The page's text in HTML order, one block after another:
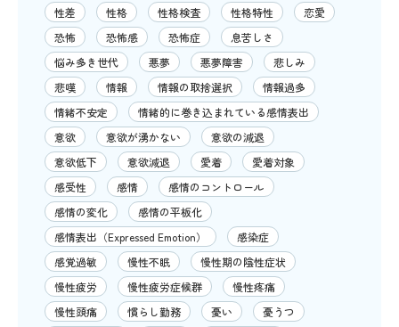
性差
性格 性格検査 性格特性
恋愛
恐怖
恐怖感 恐怖症
息苦しさ
悩み多き世代
悪夢 悪夢障害
悲しみ
悲嘆
情報 情報の取捨選択
情報過多
情緒不安定
情緒的に巻き込まれている感情表出
意欲
意欲が湧かない
意欲の減退
意欲低下
意欲減退 愛着
愛着対象
感受性
感情
感情のコントロール
感情の変化
感情の平板化
感情表出（Expressed Emotion）
感染症
感覚過敏
慢性不眠
慢性期の陰性症状
慢性疲労
慢性疲労症候群
慢性疼痛
慢性頭痛
慣らし勤務 憂い
憂うつ